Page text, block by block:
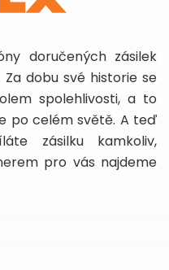
doručených zásilek
dobu své historie se
spolehlivosti, a to
po celém světě. A teď
zásilku kamkoliv,
pro vás najdeme